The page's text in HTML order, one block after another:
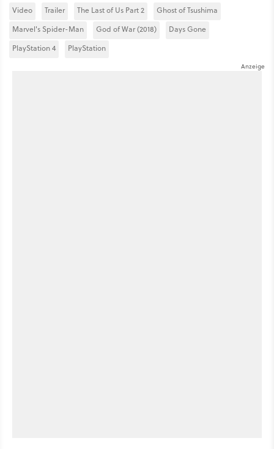
Video Trailer The Last of Us Part 2
Ghost of Tsushima
Marvel's Spider-Man
God of War (2018)
Days Gone
PlayStation 4
PlayStation